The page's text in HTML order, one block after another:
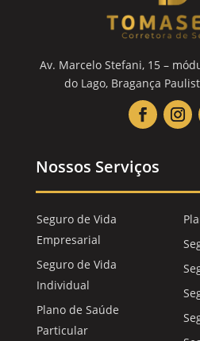
Av. Marcelo Stefani, 15 –
do Lago, Bragança
Nossos Serviços
Seguro de Vida
Empresarial
Seguro de Vida
Individual
Plano de Saúde
Particular